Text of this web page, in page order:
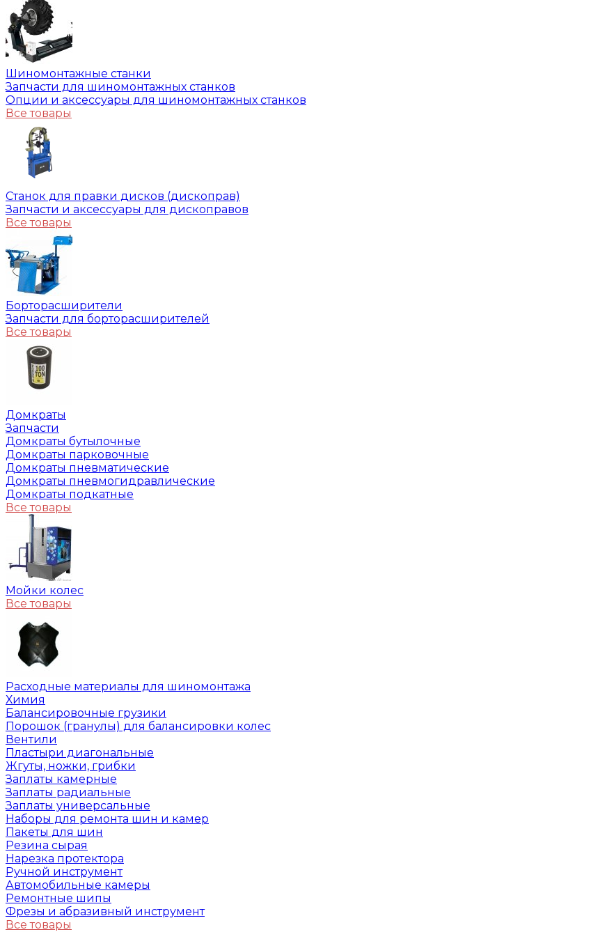
Шиномонтажные станки
Запчасти для шиномонтажных станков
Опции и аксессуары для шиномонтажных станков
Все товары
Станок для правки дисков (дископрав)
Запчасти и аксессуары для дископравов
Все товары
Борторасширители
Запчасти для борторасширителей
Все товары
Домкраты
Запчасти
Домкраты бутылочные
Домкраты парковочные
Домкраты пневматические
Домкраты пневмогидравлические
Домкраты подкатные
Все товары
Мойки колес
Все товары
Расходные материалы для шиномонтажа
Химия
Балансировочные грузики
Порошок (гранулы) для балансировки колес
Вентили
Пластыри диагональные
Жгуты, ножки, грибки
Заплаты камерные
Заплаты радиальные
Заплаты универсальные
Наборы для ремонта шин и камер
Пакеты для шин
Резина сырая
Нарезка протектора
Ручной инструмент
Автомобильные камеры
Ремонтные шипы
Фрезы и абразивный инструмент
Все товары